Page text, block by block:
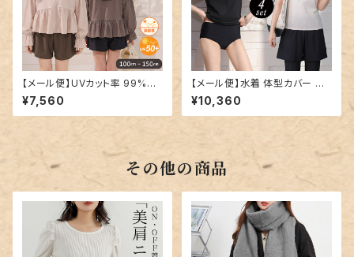
【メール便】UVカット率 99%以
上 キッズ 女の子 水着 セパレー
ト ラッシュガード パンツ／rash
guard103
¥7,560
【メール便】水着 体型カバー レ
ディース ヘンリーネック レギン
ス ショートパンツ タンキニ 4点
セット／hys3436
¥10,360
その他の商品